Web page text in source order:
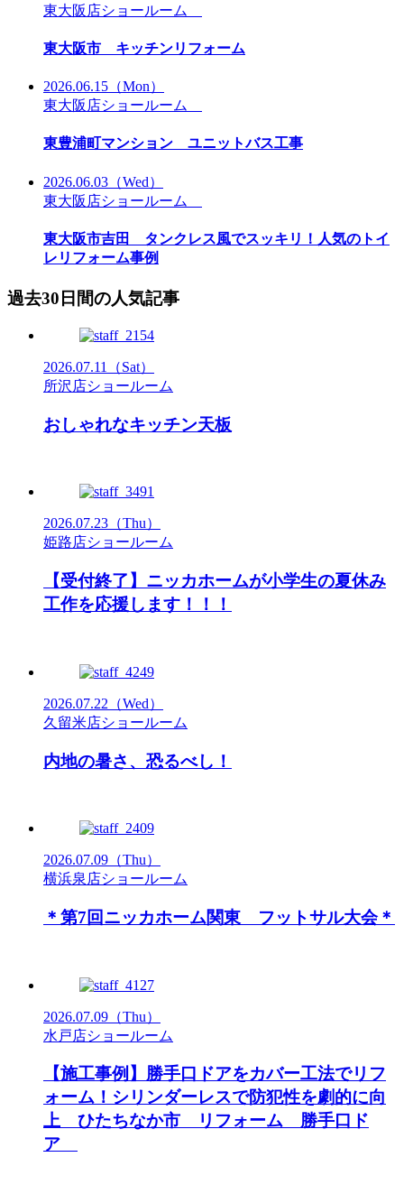
東大阪店ショールーム
東大阪市 キッチンリフォーム
2026.06.15 （Mon）
東大阪店ショールーム
東豊浦町マンション ユニットバス工事
2026.06.03 （Wed）
東大阪店ショールーム
東大阪市吉田 タンクレス風でスッキリ！人気のトイ
レリフォーム事例
過去30日間の人気記事
2026.07.11
（Sat）
所沢店ショールーム
おしゃれなキッチン天板
2026.07.23 （Thu）
姫路店ショールーム
【受付終了】ニッカホームが小学生の夏休み
工作を応援します！！！
2026.07.22 （Wed）
久留米店ショールーム
内地の暑さ、恐るべし！
2026.07.09 （Thu）
横浜泉店ショールーム
＊第7回ニッカホーム関東 フットサル大会＊
2026.07.09 （Thu）
水戸店ショールーム
【施工事例】勝手口ドアをカバー工法でリフ
ォーム！シリンダーレスで防犯性を劇的に向
上 ひたちなか市 リフォーム 勝手口ド
ア